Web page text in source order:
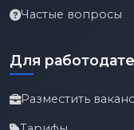
Частые вопросы
Для
Разместить